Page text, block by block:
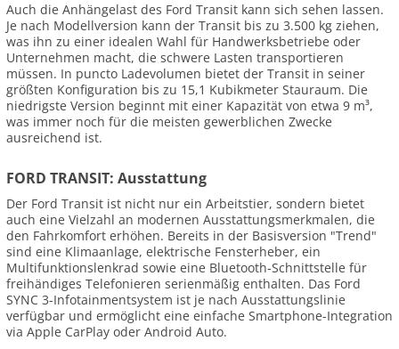
Auch die Anhängelast des Ford Transit kann sich sehen lassen.
Je nach Modellversion kann der Transit bis zu 3.500 kg ziehen,
was ihn zu einer idealen Wahl für Handwerksbetriebe oder
Unternehmen macht, die schwere Lasten transportieren
müssen. In puncto Ladevolumen bietet der Transit in seiner
größten Konfiguration bis zu 15,1 Kubikmeter Stauraum. Die
niedrigste Version beginnt mit einer Kapazität von etwa 9 m³,
was immer noch für die meisten gewerblichen Zwecke
ausreichend ist.
FORD TRANSIT: Ausstattung
Der Ford Transit ist nicht nur ein Arbeitstier, sondern bietet
auch eine Vielzahl an modernen Ausstattungsmerkmalen, die
den Fahrkomfort erhöhen. Bereits in der Basisversion "Trend"
sind eine Klimaanlage, elektrische Fensterheber, ein
Multifunktionslenkrad sowie eine Bluetooth-Schnittstelle für
freihändiges Telefonieren serienmäßig enthalten. Das Ford
SYNC 3-Infotainmentsystem ist je nach Ausstattungslinie
verfügbar und ermöglicht eine einfache Smartphone-Integration
via Apple CarPlay oder Android Auto.